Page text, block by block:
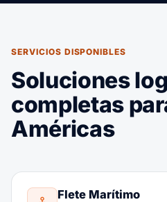
SERVICIOS DISPONIBLES
Soluciones
completas
Américas
Flete Marítimo